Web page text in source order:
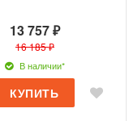
13 757 ₽
16 185 ₽
В наличии*